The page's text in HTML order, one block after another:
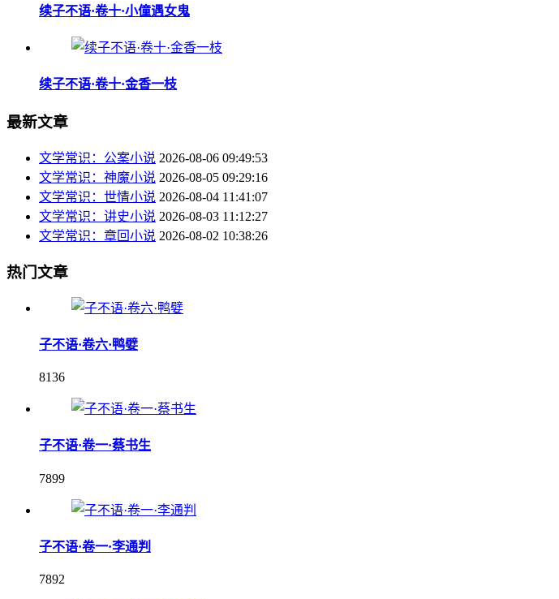
续子不语·卷十·小僮遇女鬼
续子不语·卷十·金香一枝
最新文章
文学常识：公案小说 2026-08-06 09:49:53
文学常识：神魔小说 2026-08-05 09:29:16
文学常识：世情小说 2026-08-04 11:41:07
文学常识：讲史小说 2026-08-03 11:12:27
文学常识：章回小说 2026-08-02 10:38:26
热门文章
子不语·卷六·鸭嬖
8136
子不语·卷一·蔡书生
7899
子不语·卷一·李通判
7892